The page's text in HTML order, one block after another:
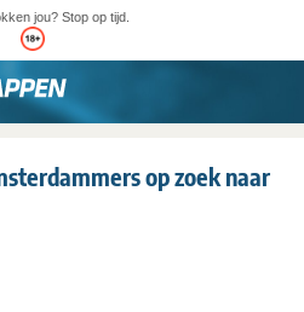
jou? Stop op tijd.
op zoek naar